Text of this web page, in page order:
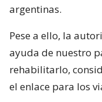
argentinas.
Pese a ello, la
ayuda de nuestro
rehabilitarlo,
el enlace para los